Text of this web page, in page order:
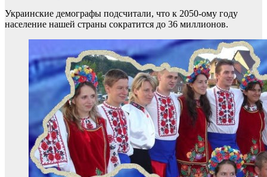
Украинские демографы подсчитали, что к 2050-ому году
население нашей страны сократится до 36 миллионов.